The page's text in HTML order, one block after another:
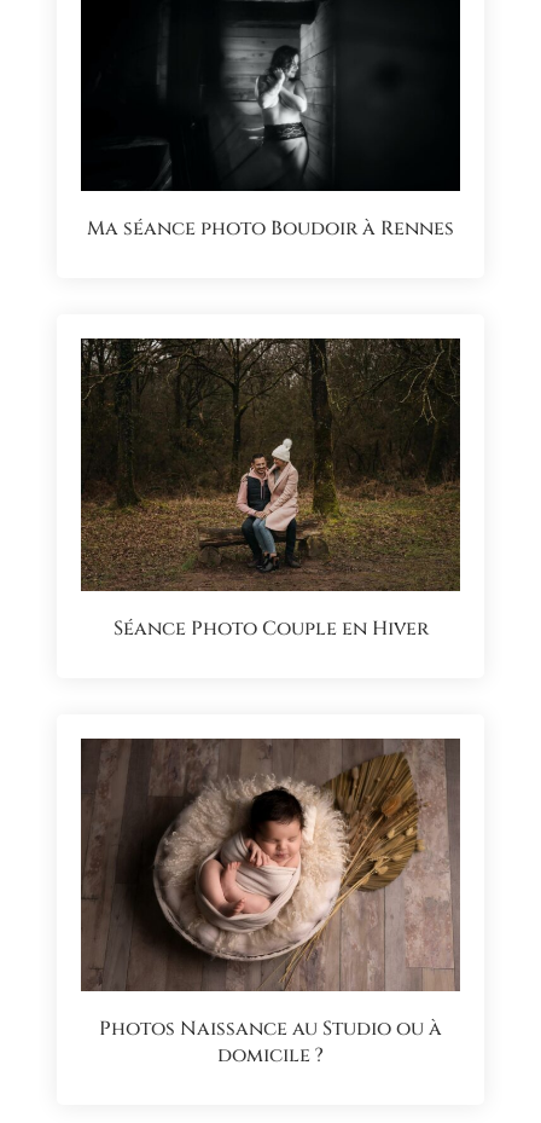
Ma séance photo Boudoir à Rennes
Séance Photo Couple en Hiver
Photos Naissance au Studio ou à
domicile ?